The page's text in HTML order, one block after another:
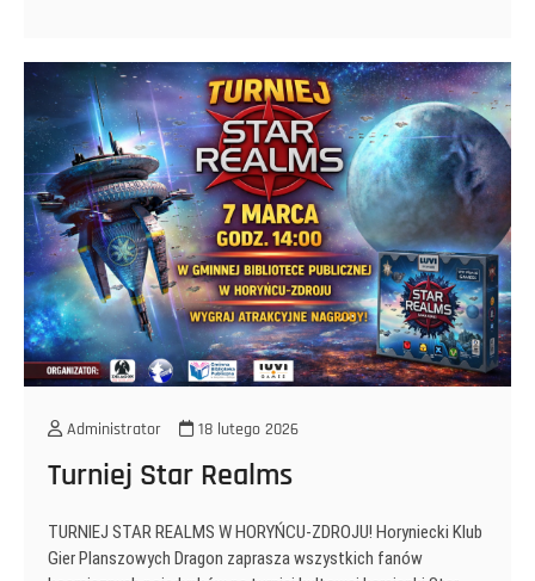
szósty
w
gminie
Horyniec-
Zdrój
Administrator 18 lutego 2026
Turniej Star Realms
TURNIEJ STAR REALMS W HORYŃCU-ZDROJU! Horyniecki Klub
Gier Planszowych Dragon zaprasza wszystkich fanów